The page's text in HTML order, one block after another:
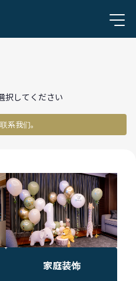
択してください
系我们。
家庭装饰